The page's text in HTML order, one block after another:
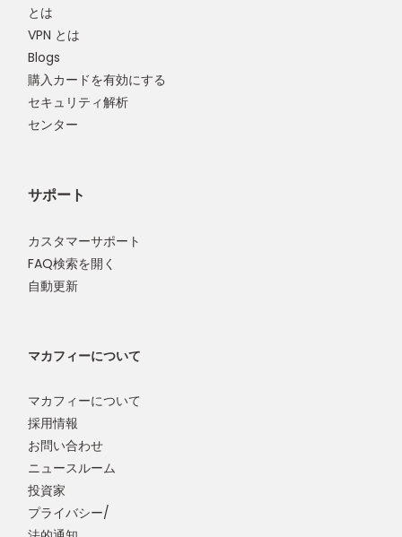
とは
VPN とは
Blogs
購入カードを有効にする
セキュリティ解析
センター
サポート
カスタマーサポート
FAQ検索を開く
自動更新
マカフィーについて
マカフィーについて
採用情報
お問い合わせ
ニュースルーム
投資家
プライバシー/